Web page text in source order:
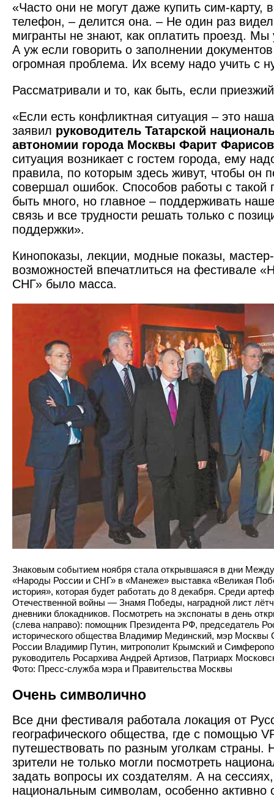
«Часто они не могут даже купить сим-карту,
телефон, – делится она. – Не один раз
мигранты не знают, как оплатить проезд.
А уж если говорить о заполнении
огромная проблема. Их всему надо учить с
Рассматривали и то, как быть, если
«Если есть конфликт­ная ситуация – это
заявил руководитель Татарской
автономии города Москвы Фарит Фарисов
ситуация возникает с гостем города, ему
правила, по которым здесь живут, чтобы он
совершал ошибок. Способов работы с такой
быть много, но главное – поддерживать
связь и все трудности решать только с
поддержки».
Кинопоказы, лекции, модные показы,
возможностей впечатлиться на фестивале
СНГ» было масса.
Знаковым событием ноября стала открывшаяся в дни
«Народы России и СНГ» в «Манеже» выставка «Великая
история», которая будет работать до 8 декабря. Среди
Отечественной войны — Знамя Победы, наградной лист
дневники блокадников. Посмотреть на экспонаты в день
(слева направо): помощник Президента РФ, председатель
исторического общества Владимир Мединский, мэр Москвы
России Владимир Путин, митрополит Крымский и
руководитель Росархива Андрей Артизов, Патриарх
Фото: Пресс-служба мэра и Правительства Москвы
Очень символично
Все дни фестиваля работала локация от
географического общества, где с помощью
путешествовать по разным уголкам страны.
зрители не только могли посмотреть
задать вопросы их создателям. А на
национальным символам, особенно активно